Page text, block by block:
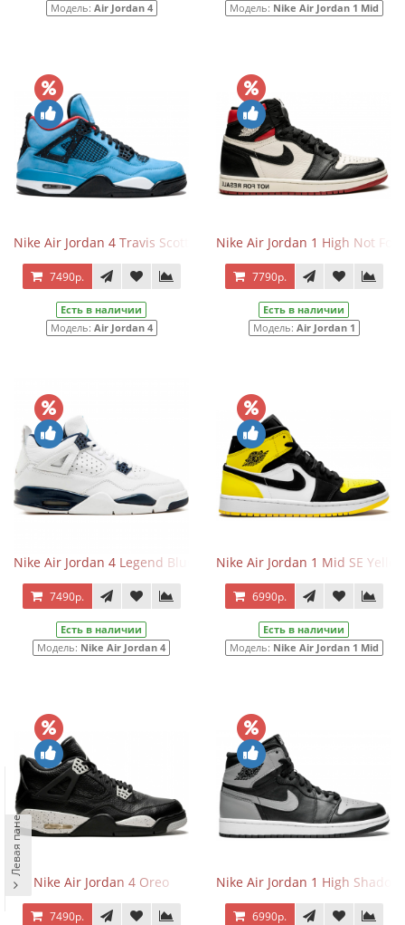
Модель: Air Jordan 4
Модель: Nike Air Jordan 1 Mid
Nike Air Jordan 4 Travis Scott Cactus Jack
7490р.
Есть в наличии
Модель: Air Jordan 4
Nike Air Jordan 1 High Not For
7790р.
Есть в наличии
Модель: Air Jordan 1
Nike Air Jordan 4 Legend Blue
7490р.
Есть в наличии
Модель: Nike Air Jordan 4
Nike Air Jordan 1 Mid SE
6990р.
Есть в наличии
Модель: Nike Air Jordan 1 Mid
Nike Air Jordan 4 Oreo
7490р.
Nike Air Jordan 1 High Shadow
6990р.
Левая панель